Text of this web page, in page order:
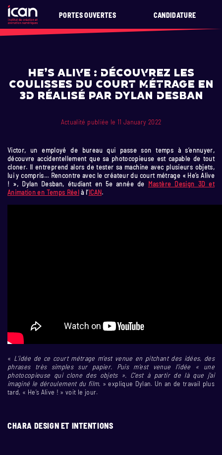
PORTES OUVERTES CANDIDATURE
He’s Alive : découvrez les
coulisses du court métrage en
3D réalisé par Dylan Desban
Actualité publiée le 11 January 2022
Victor, un employé de bureau qui passe son temps à s’ennuyer,
découvre accidentellement que sa photocopieuse est capable de tout
cloner. Il entreprend alors de tester sa machine avec plusieurs objets,
lui y compris… Rencontre avec le créateur du court métrage « He’s Alive
! », Dylan Desban, étudiant en 5e année de Mastère Design 3D et
Animation en Temps Réelà l’ICAN.
« L’idée de ce court métrage m’est venue en pitchant des idées, des
phrases très simples sur papier. Puis m’est venue l’idée « une
photocopieuse qui clone des objets ». C’est à partir de là que j’ai
imaginé le déroulement du film. » explique Dylan. Un an de travail plus
tard, « He’s Alive ! » voit le jour.
CHARA DESIGN ET INTENTIONS